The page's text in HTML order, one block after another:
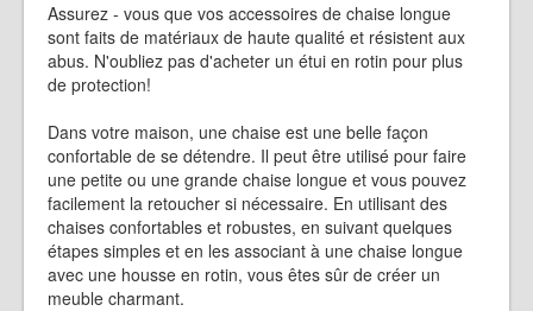
Assurez - vous que vos accessoires de chaise longue
sont faits de matériaux de haute qualité et résistent aux
abus. N'oubliez pas d'acheter un étui en rotin pour plus
de protection!
Dans votre maison, une chaise est une belle façon
confortable de se détendre. Il peut être utilisé pour faire
une petite ou une grande chaise longue et vous pouvez
facilement la retoucher si nécessaire. En utilisant des
chaises confortables et robustes, en suivant quelques
étapes simples et en les associant à une chaise longue
avec une housse en rotin, vous êtes sûr de créer un
meuble charmant.